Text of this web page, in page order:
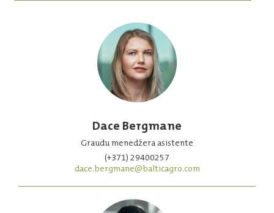
Dace Bergmane
Graudu menedžera asistente
(+371) 29400257
dace.bergmane@balticagro.com